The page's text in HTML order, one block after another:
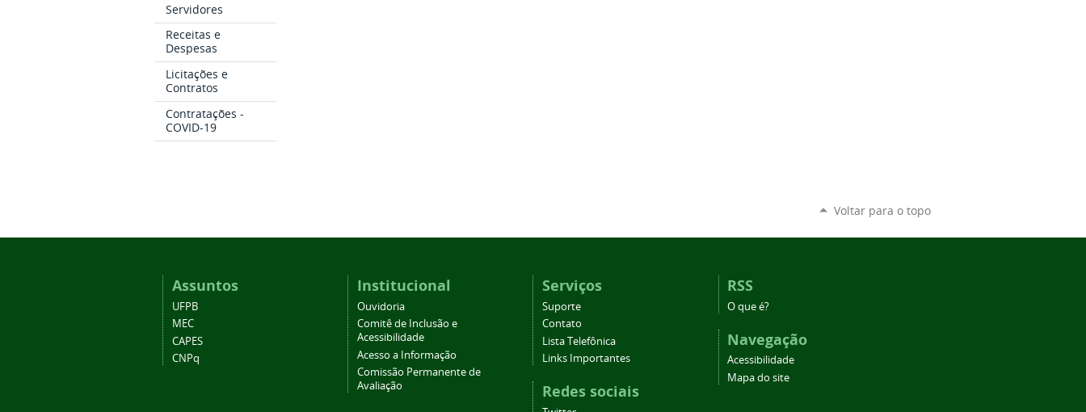
Servidores
Receitas e
Despesas
Licitações e
Contratos
Contratações -
COVID-19
Voltar para o topo
Assuntos
UFPB
MEC
CAPES
CNPq
Institucional
Ouvidoria
Comitê de Inclusão e
Acessibilidade
Acesso a Informação
Comissão Permanente de
Avaliação
Serviços
Suporte
Contato
Lista Telefônica
Links Importantes
Redes sociais
RSS
O que é?
Navegação
Acessibilidade
Mapa do site